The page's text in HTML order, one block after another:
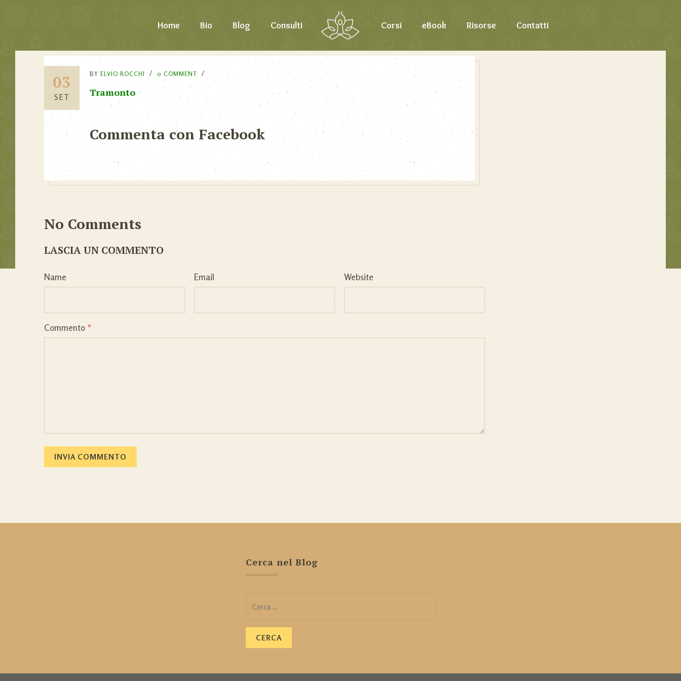
Home Bio Blog Consulti Corsi eBook Risorse Contatti
03
SET
BY ELVIO ROCCHI 0 COMMENT
Tramonto
Commenta con Facebook
No Comments
LASCIA UN COMMENTO
Name Email Website
Commento *
Cerca nel Blog